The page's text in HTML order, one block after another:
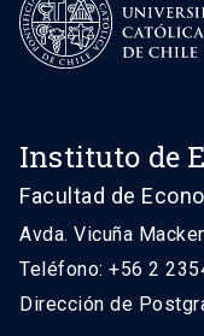
Instituto de
Facultad de
Avda. Vicuña
Teléfono: +56 2
Dirección de